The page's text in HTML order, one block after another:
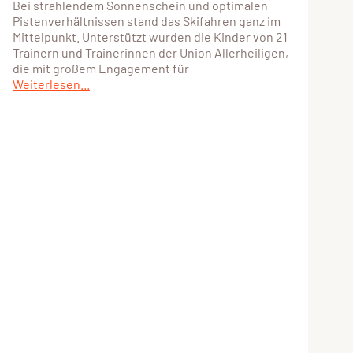
Bei strahlendem Sonnenschein und optimalen
Pistenverhältnissen stand das Skifahren ganz im
Mittelpunkt. Unterstützt wurden die Kinder von 21
Trainern und Trainerinnen der Union Allerheiligen,
die mit großem Engagement für
Weiterlesen...